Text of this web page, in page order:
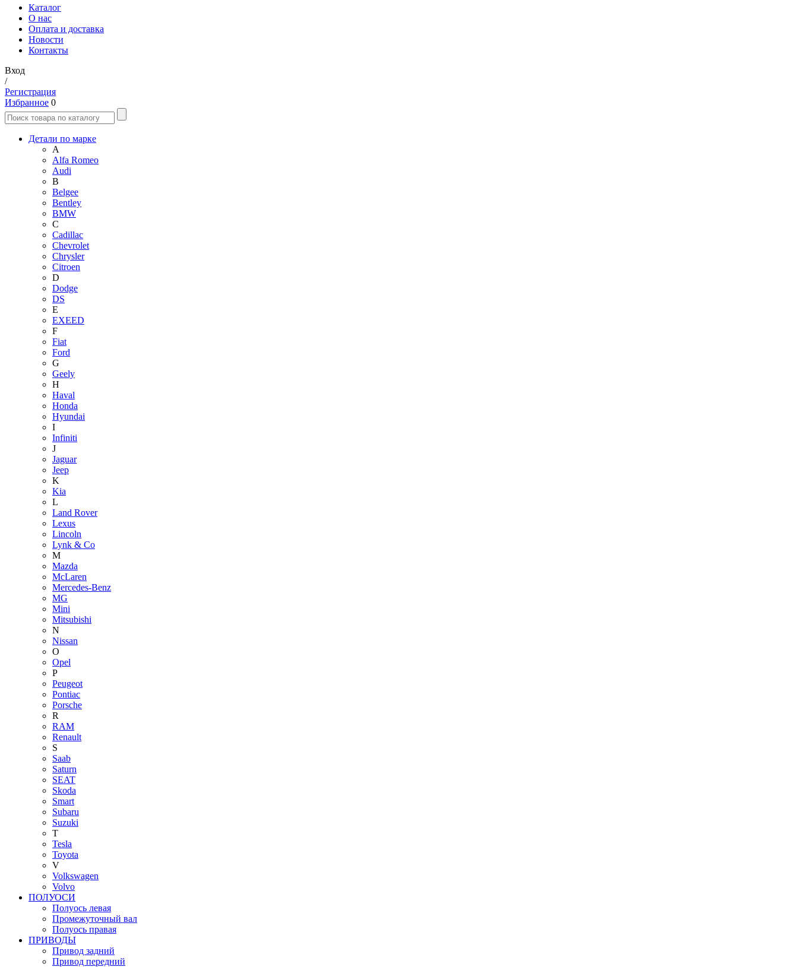
Каталог
О нас
Оплата и доставка
Новости
Контакты
Вход
/
Регистрация
Избранное 0
Детали по марке
A
Alfa Romeo
Audi
B
Belgee
Bentley
BMW
C
Cadillac
Chevrolet
Chrysler
Citroen
D
Dodge
DS
E
EXEED
F
Fiat
Ford
G
Geely
H
Haval
Honda
Hyundai
I
Infiniti
J
Jaguar
Jeep
K
Kia
L
Land Rover
Lexus
Lincoln
Lynk & Co
M
Mazda
McLaren
Mercedes-Benz
MG
Mini
Mitsubishi
N
Nissan
O
Opel
P
Peugeot
Pontiac
Porsche
R
RAM
Renault
S
Saab
Saturn
SEAT
Skoda
Smart
Subaru
Suzuki
T
Tesla
Toyota
V
Volkswagen
Volvo
ПОЛУОСИ
Полуось левая
Промежуточный вал
Полуось правая
ПРИВОДЫ
Привод задний
Привод передний